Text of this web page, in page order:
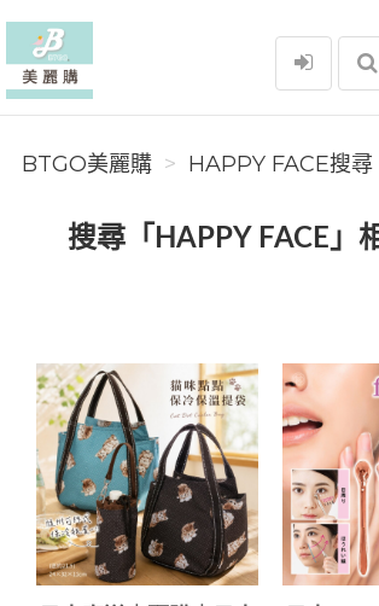
BTGO美麗購
BTGO美麗購 HAPPY FACE搜尋
搜尋「HAPPY FACE」